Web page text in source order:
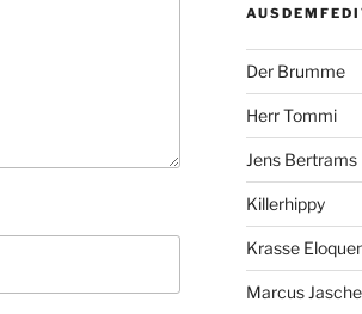
Der Brumme
Herr Tommi
Jens Bertrams
Killerhippy
Krasse
Marcus